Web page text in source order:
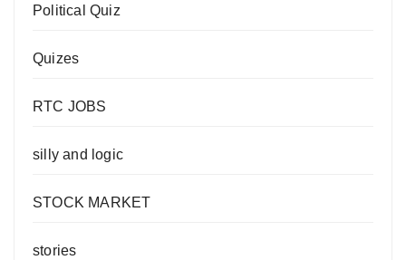
Political Quiz
Quizes
RTC JOBS
silly and logic
STOCK MARKET
stories